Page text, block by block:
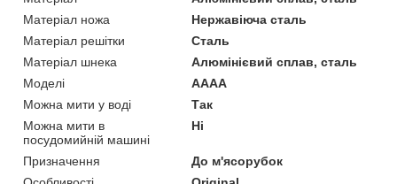
Матеріал ножа
Нержавіюча сталь
Матеріал решітки
Сталь
Матеріал шнека
Алюмінієвий сплав, сталь
Моделі
AAAA
Можна мити у воді
Так
Можна мити в
посудомийній машині
Ні
Призначення
До м'ясорубок